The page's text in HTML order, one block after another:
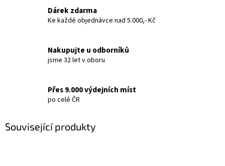
Dárek zdarma
Ke každé objednávce nad 5.000,- Kč
Nakupujte u odborníků
jsme 32 let v oboru
Přes 9.000 výdejních míst
po celé ČR
Související produkty